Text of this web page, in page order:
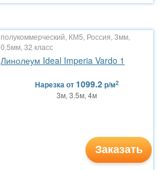
полукоммерческий, КМ5, Россия, 3мм,
0.5мм, 32 класс
Линолеум Ideal Imperia Vardo 1
Нарезкаот 1099.2р/м2
3м, 3.5м, 4м
Заказать